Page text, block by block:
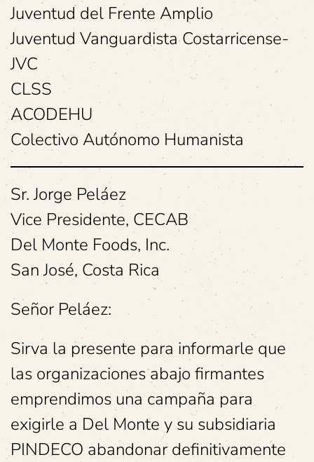
Juventud del Frente Amplio
Juventud Vanguardista Costarricense-
JVC
CLSS
ACODEHU
Colectivo Autónomo Humanista
Sr. Jorge Peláez
Vice Presidente, CECAB
Del Monte Foods, Inc.
San José, Costa Rica
Señor Peláez:
Sirva la presente para informarle que
las organizaciones abajo firmantes
emprendimos una campaña para
exigirle a Del Monte y su subsidiaria
PINDECO abandonar definitivamente